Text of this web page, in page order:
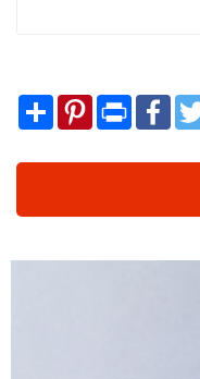
Share PinterestPrint